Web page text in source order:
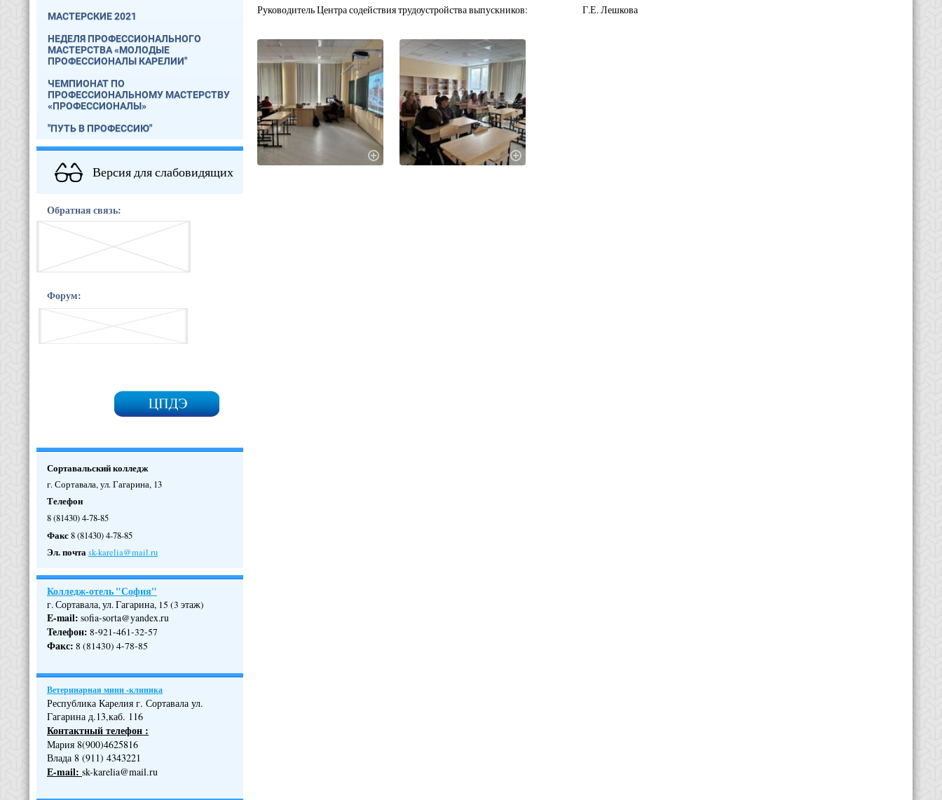
МАСТЕРСКИЕ 2021
НЕДЕЛЯ ПРОФЕССИОНАЛЬНОГО
МАСТЕРСТВА «МОЛОДЫЕ
ПРОФЕССИОНАЛЫ КАРЕЛИИ"
ЧЕМПИОНАТ ПО
ПРОФЕССИОНАЛЬНОМУ МАСТЕРСТВУ
«ПРОФЕССИОНАЛЫ»
"ПУТЬ В ПРОФЕССИЮ"
Версия для слабовидящих
Обратная связь:
Форум:
Сортавальский колледж
г. Сортавала, ул. Гагарина, 13
Телефон
8 (81430) 4-78-85
Факс8 (81430) 4-78-85
Эл. почтаsk-karelia@mail.ru
Колледж-отель "София"
г. Сортавала, ул. Гагарина, 15 (3 этаж)
E-mail: sofia-sorta@yandex.ru
Телефон: 8-921-461-32-57
Факс: 8 (81430) 4-78-85
Ветеринарная мини -клиника
Республика Карелия г. Сортавала ул.
Гагарина д.13,каб. 116
Контактный телефон :
Мария 8(900)4625816
Влада 8 (911) 4343221
Е-mail: sk-karelia@mail.ru
Руководитель Центра содействия трудоустройства выпускников: Г.Е. Лешкова